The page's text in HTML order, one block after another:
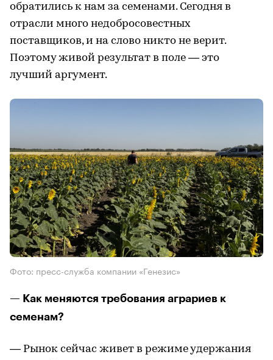
обратились к нам за семенами. Сегодня в
отрасли много недобросовестных
поставщиков, и на слово никто не верит.
Поэтому живой результат в поле — это
лучший аргумент.
Фото: пресс-служба компании «Генезис»
— Как меняются требования аграриев к
семенам?
— Рынок сейчас живет в режиме удержания